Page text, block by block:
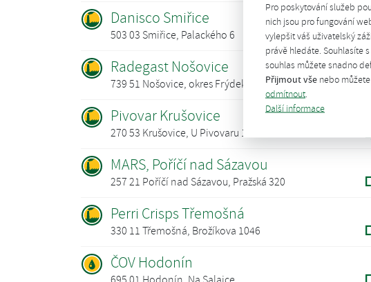
Pro poskytování služeb
nich jsou pro fungování
vylepšit váš uživatelský
právě hledáte. Souhlasíte
souhlas můžete snadno
Přijmout vše nebo
odmítnout.
Další informace
Danisco Smiřice
503 03 Smiřice, Palackého 6
Radegast Nošovice
739 51 Nošovice, okres Frýdek-Místek
Pivovar Krušovice
270 53 Krušovice, U Pivovaru 1
MARS, Poříčí nad Sázavou
257 21 Poříčí nad Sázavou, Pražská 320
Perri Crisps Třemošná
330 11 Třemošná, Brožíkova 1046
ČOV Hodonín